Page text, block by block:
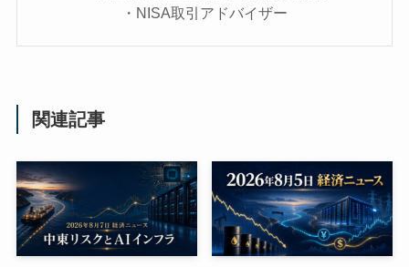
・NISA取引アドバイザー
関連記事